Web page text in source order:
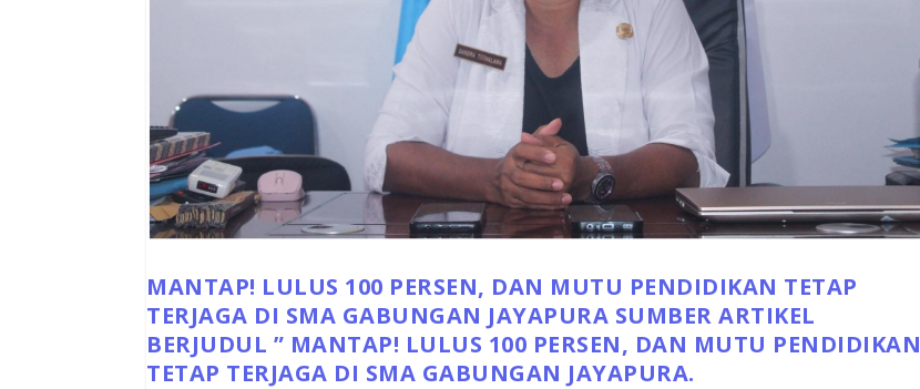
MANTAP! LULUS 100 PERSEN, DAN MUTU PENDIDIKAN TETAP
TERJAGA DI SMA GABUNGAN JAYAPURA SUMBER ARTIKEL
BERJUDUL ” MANTAP! LULUS 100 PERSEN, DAN MUTU PENDIDIKAN
TETAP TERJAGA DI SMA GABUNGAN JAYAPURA.